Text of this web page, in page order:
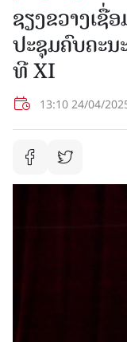
ຊຽງຂວາງເຊື່
ປະຊຸມຄົບຄະ
ທີ XI
13:10 24/04/